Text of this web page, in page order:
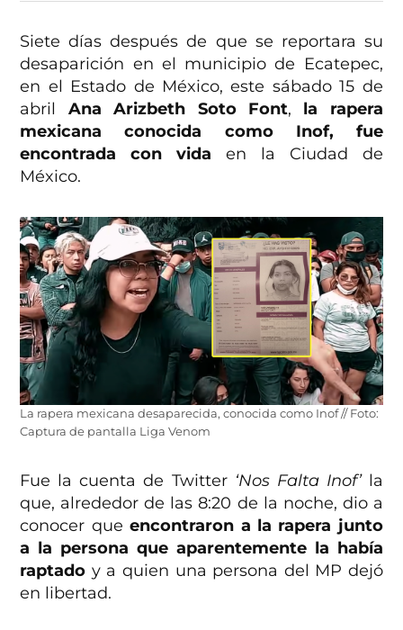
Siete días después de que se reportara su
desaparición en el municipio de Ecatepec,
en el Estado de México, este sábado 15 de
abril Ana Arizbeth Soto Font, la rapera
mexicana conocida como Inof, fue
encontrada con vida en la Ciudad de
México.
La rapera mexicana desaparecida, conocida como Inof // Foto:
Captura de pantalla Liga Venom
Fue la cuenta de Twitter ‘Nos Falta Inof’ la
que, alrededor de las 8:20 de la noche, dio a
conocer que encontraron a la rapera junto
a la persona que aparentemente la había
raptado y a quien una persona del MP dejó
en libertad.